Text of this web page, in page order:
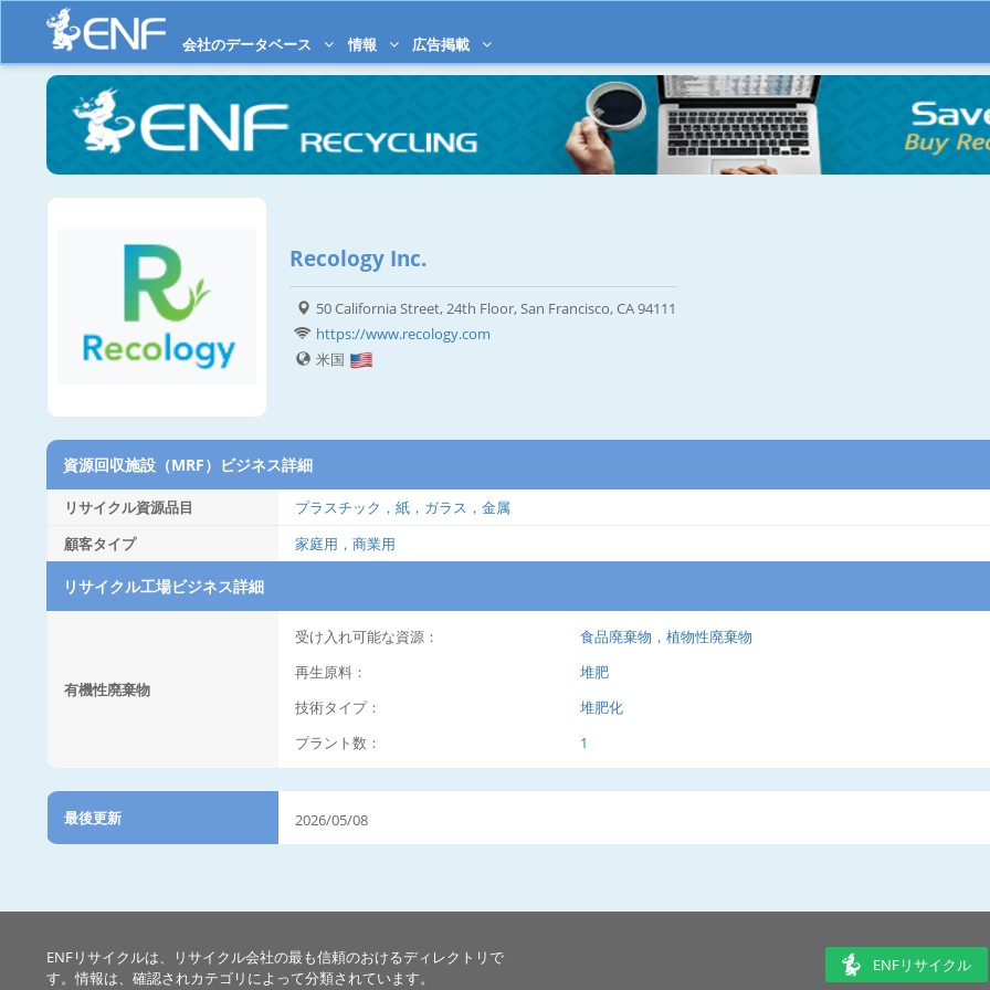
会社のデータベース 情報 広告掲載
Recology Inc.
50 California Street, 24th Floor, San Francisco, CA 94111
https://www.recology.com
米国
資源回収施設（MRF）ビジネス詳細
リサイクル資源品目
プラスチック，紙，ガラス，金属
顧客タイプ
家庭用，商業用
リサイクル工場ビジネス詳細
有機性廃棄物
受け入れ可能な資源：
食品廃棄物，植物性廃棄物
再生原料：
堆肥
技術タイプ：
堆肥化
プラント数：
1
最後更新 2026/05/08
ENFリサイクルは、リサイクル会社の最も信頼のおけるディレクトリで
す。情報は、確認されカテゴリによって分類されています。
ENFリサイクル